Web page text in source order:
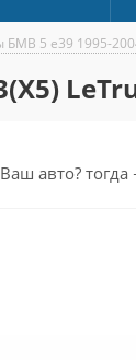
БМВ 5 е39 1995-
авто?